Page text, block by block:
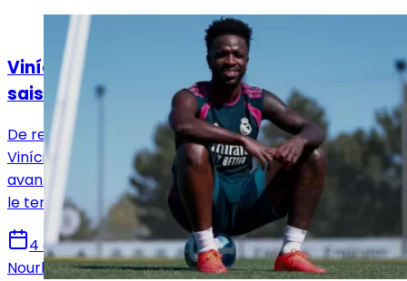
Actualités
Vinícius Jr : « Nous devons être prêts pour la
saison »
De retour à l'entraînement après ses vacances,
Vinícius Jr. a exprimé à RMTV une motivation intacte
avant une saison qui s'annonce décisive, aussi bien sur
le terrain qu'en coulisses.
4 août 2026
Nourhane Haroui